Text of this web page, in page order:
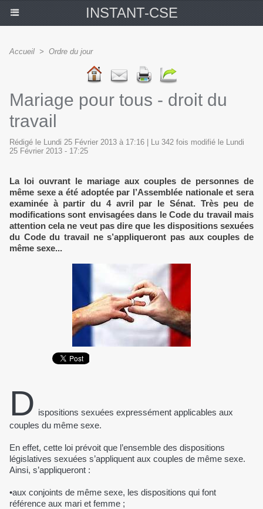
INSTANT-CSE
Accueil > Ordre du jour
Mariage pour tous - droit du
travail
Rédigé le Lundi 25 Février 2013 à 17:16 | Lu 342 fois modifié le Lundi
25 Février 2013 - 17:25
La loi ouvrant le mariage aux couples de personnes de
même sexe a été adoptée par l’Assemblée nationale et sera
examinée à partir du 4 avril par le Sénat. Très peu de
modifications sont envisagées dans le Code du travail mais
attention cela ne veut pas dire que les dispositions sexuées
du Code du travail ne s’appliqueront pas aux couples de
même sexe...
D ispositions sexuées expressément applicables aux
couples du même sexe.
En effet, cette loi prévoit que l’ensemble des dispositions
législatives sexuées s’appliquent aux couples de même sexe.
Ainsi, s’appliqueront :
•aux conjoints de même sexe, les dispositions qui font
référence aux mari et femme ;